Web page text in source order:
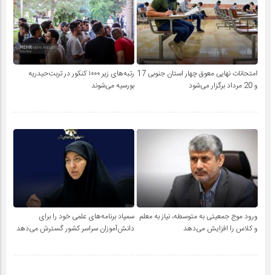
امتحانات نهایی معوق چهار استان جنوبی 17
و 20 مرداد برگزار می‌شود
رتبه‌های زیر ۱۰۰۰ کنکور در تربت‌حیدریه
بورسیه می‌شوند
ورود موج جمعیتی به متوسطه، نیاز به معلم
و کلاس را افزایش می‌دهد
سمپاد برنامه‌های علمی خود را برای
دانش‌آموزان سراسر کشور گسترش می‌دهد